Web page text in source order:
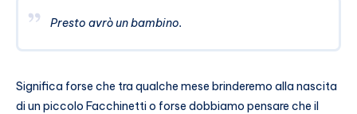
Presto avrò un bambino.
Significa forse che tra qualche mese brinderemo alla nascita
di un piccolo Facchinetti o forse dobbiamo pensare che il